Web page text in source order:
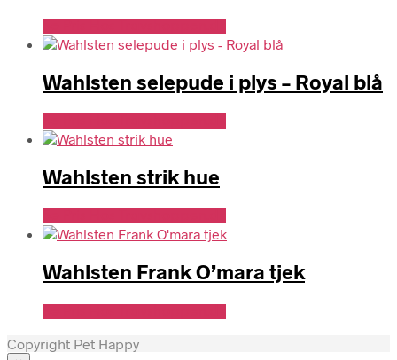
Wahlsten selepude i plys – Royal blå
Wahlsten strik hue
Wahlsten Frank O’mara tjek
Copyright Pet Happy